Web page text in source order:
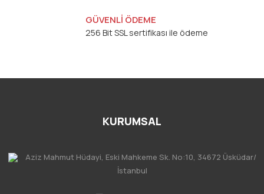
GÜVENLİ ÖDEME
256 Bit SSL sertifikası ile ödeme
KURUMSAL
Aziz Mahmut Hüdayi, Eski Mahkeme Sk. No:10, 34672 Üsküdar/
İstanbul